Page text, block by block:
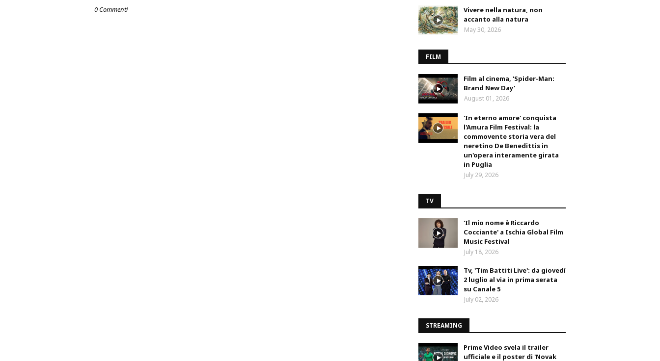
0 Commenti
Vivere nella natura, non
accanto alla natura
May 30, 2026
FILM
Film al cinema, 'Spider-Man:
Brand New Day'
August 01, 2026
'In eterno amore' conquista
l'Amura Film Festival: la
commovente storia vera del
neretino De Benedittis in
un'opera interamente girata
in Puglia
July 29, 2026
TV
'Il mio nome è Riccardo
Cocciante' a Ischia Global Film
Music Festival
July 18, 2026
Tv, 'Tim Battiti Live': da giovedì
2 luglio al via in prima serata
su Canale 5
July 02, 2026
STREAMING
Prime Video svela il trailer
ufficiale e il poster di 'Novak